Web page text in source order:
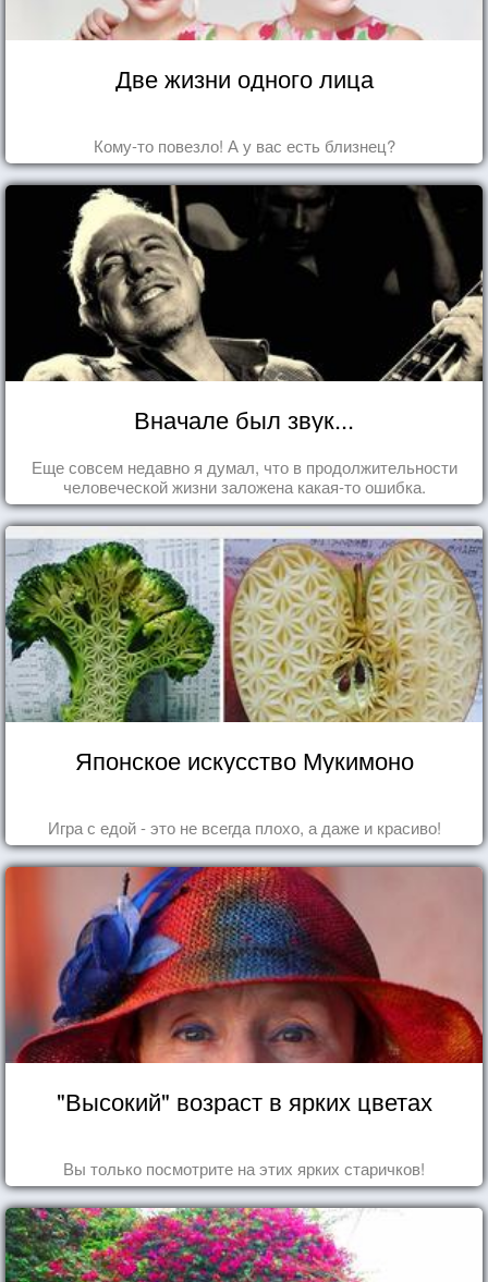
Две жизни одного лица
Кому-то повезло! А у вас есть близнец?
Вначале был звук...
Еще совсем недавно я думал, что в продолжительности
человеческой жизни заложена какая-то ошибка.
Японское искусство Мукимоно
Игра с едой - это не всегда плохо, а даже и красиво!
"Высокий" возраст в ярких цветах
Вы только посмотрите на этих ярких старичков!